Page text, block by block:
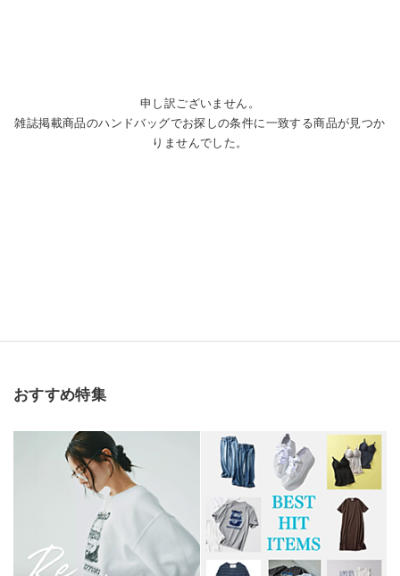
申し訳ございません。
雑誌掲載商品のハンドバッグでお探しの条件に一致する商品が見つか
りませんでした。
おすすめ特集